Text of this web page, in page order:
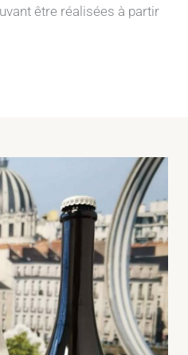
être réalisées à partir